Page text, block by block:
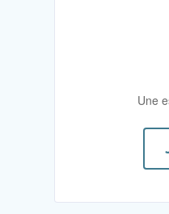
Une